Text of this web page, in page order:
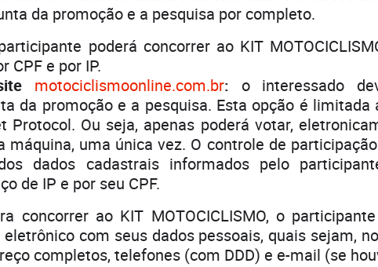
da promoção e a pesquisa por completo.
poderá concorrer ao KIT
CPF e por IP.
motociclismoonline.com.br: o interessado
da promoção e a pesquisa. Esta opção é
Protocol. Ou seja, apenas poderá votar,
máquina, uma única vez. O controle de
dados cadastrais informados pelo
de IP e por seu CPF.
concorrer ao KIT MOTOCICLISMO, o
com seus dados pessoais, quais sejam,
completos, telefones (com DDD) e e-mail (se